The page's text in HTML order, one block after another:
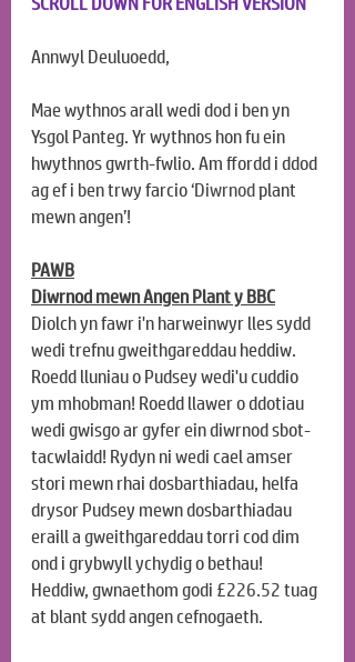
Annwyl Deuluoedd,
Mae wythnos arall wedi dod i ben yn
Ysgol Panteg. Yr wythnos hon fu ein
hwythnos gwrth-fwlio. Am ffordd i ddod
ag ef i ben trwy farcio ‘Diwrnod plant
mewn angen’!
PAWB
Diwrnod mewn Angen Plant y BBC
Diolch yn fawr i'n harweinwyr lles sydd
wedi trefnu gweithgareddau heddiw.
Roedd lluniau o Pudsey wedi'u cuddio
ym mhobman! Roedd llawer o ddotiau
wedi gwisgo ar gyfer ein diwrnod sbot-
tacwlaidd! Rydyn ni wedi cael amser
stori mewn rhai dosbarthiadau, helfa
drysor Pudsey mewn dosbarthiadau
eraill a gweithgareddau torri cod dim
ond i grybwyll ychydig o bethau!
Heddiw, gwnaethom godi £226.52 tuag
at blant sydd angen cefnogaeth.